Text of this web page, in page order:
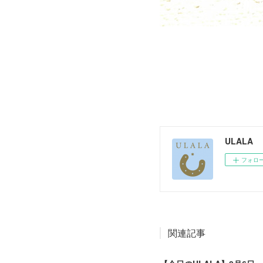
ULALA
フォロ
関連記事